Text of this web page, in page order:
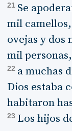
21 Se
mil
ovejas y dos
mil personas,
22 a muchas
Dios estaba
habitaron
23 Los hijos